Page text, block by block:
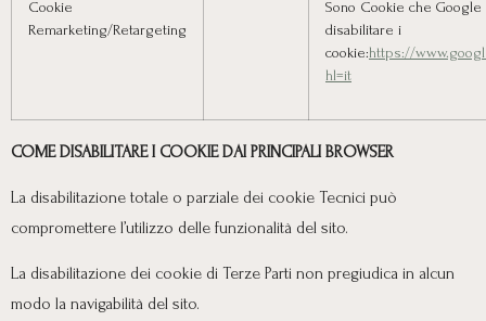
Cookie
Remarketing/Retargeting
Sono Cookie che
disabilitare i
cookie:https://
hl=it
COME DISABILITARE I COOKIE DAI PRINCIPALI BROWSER
La disabilitazione totale o parziale dei cookie Tecnici può
compromettere l’utilizzo delle funzionalità del sito.
La disabilitazione dei cookie di Terze Parti non pregiudica in alcun
modo la navigabilità del sito.